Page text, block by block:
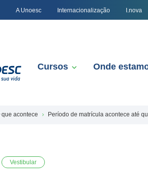
A Unoesc Internacionalização I.nova
Cursos Onde
que acontece Período de matrícula acontece até
Vestibular